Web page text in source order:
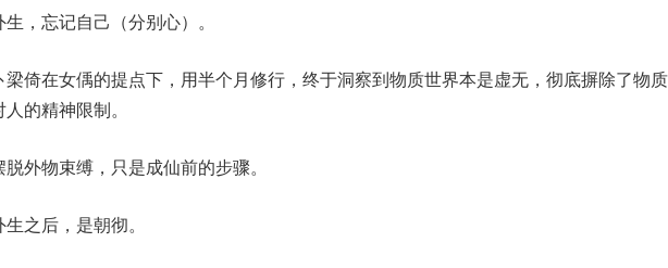
生，忘记自己（分别心）。
梁倚在女偊的提点下，用半个月修行，终于洞察到物质世界本是虚无，彻底摒除了物
人的精神限制。
脱外物束缚，只是成仙前的步骤。
生之后，是朝彻。